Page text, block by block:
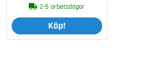
2-5 arbetsdagar
Köp!